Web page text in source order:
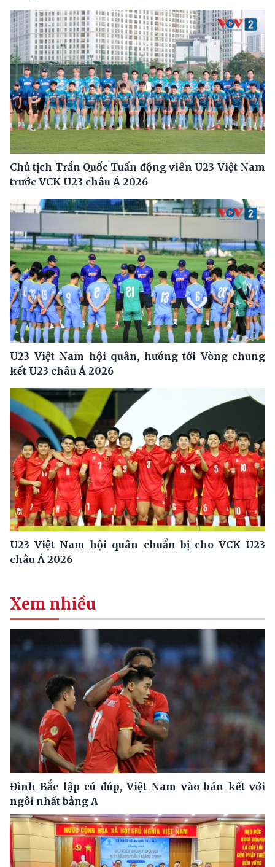
Chủ tịch Trần Quốc Tuấn động viên U23 Việt Nam
trước VCK U23 châu Á 2026
U23 Việt Nam hội quân, hướng tới Vòng chung
kết U23 châu Á 2026
U23 Việt Nam hội quân chuẩn bị cho VCK U23
châu Á 2026
Xem nhiều
Đình Bắc lập cú đúp, Việt Nam vào bán kết với
ngôi nhất bảng A